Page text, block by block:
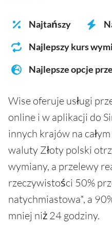
Najtańszy
Najlepszy kurs
Najlepsze opcje
Wise oferuje usługi
online i w aplikacji do
innych krajów na
waluty Złoty polski
wymiany, a przelewy
rzeczywistości 50%
natychmiastowa*, a
mniej niż 24 godziny.